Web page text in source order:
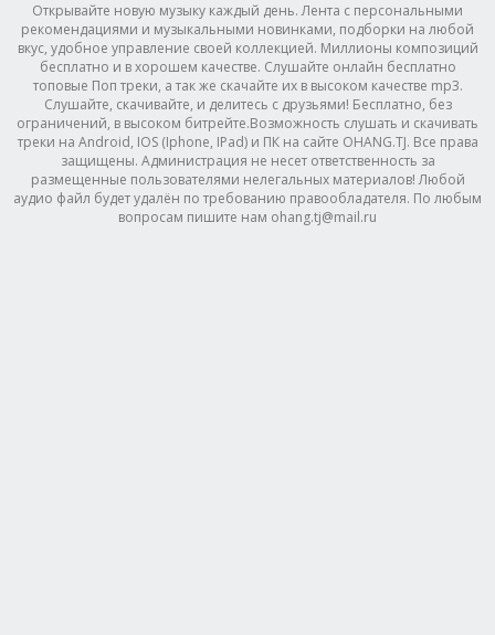
Открывайте новую музыку каждый день. Лента с персональными
рекомендациями и музыкальными новинками, подборки на любой
вкус, удобное управление своей коллекцией. Миллионы композиций
бесплатно и в хорошем качестве. Слушайте онлайн бесплатно
топовые Поп треки, а так же скачайте их в высоком качестве mp3.
Слушайте, скачивайте, и делитесь с друзьями! Бесплатно, без
ограничений, в высоком битрейте.Возможность слушать и скачивать
треки на Android, IOS (Iphone, IPad) и ПК на сайте OHANG.TJ. Все права
защищены. Администрация не несет ответственность за
размещенные пользователями нелегальных материалов! Любой
аудио файл будет удалён по требованию правообладателя. По любым
вопросам пишите нам ohang.tj@mail.ru